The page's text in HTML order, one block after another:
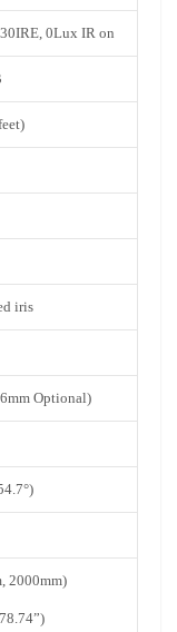
0Lux IR on
iris
Optional)
2000mm)